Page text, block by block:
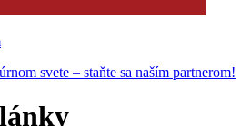
svete – staňte sa naším partnerom!